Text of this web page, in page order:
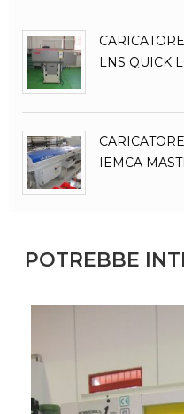
LNS QUICK
IEMCA
POTREBBE